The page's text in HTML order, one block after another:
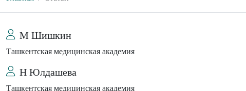
М Шишкин
Ташкентская медицинская академия
Н Юлдашева
Ташкентская медицинская академия